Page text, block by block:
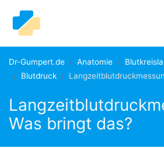
Dr-Gumpert.de Anatomie
Blutdruck
Was bringt das?